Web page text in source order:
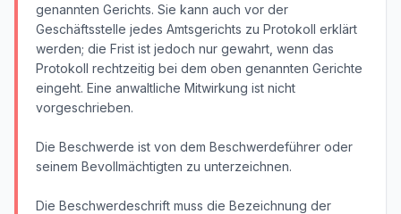
genannten Gerichts. Sie kann auch vor der
Geschäftsstelle jedes Amtsgerichts zu Protokoll erklärt
werden; die Frist ist jedoch nur gewahrt, wenn das
Protokoll rechtzeitig bei dem oben genannten Gerichte
eingeht. Eine anwaltliche Mitwirkung ist nicht
vorgeschrieben.
Die Beschwerde ist von dem Beschwerdeführer oder
seinem Bevollmächtigten zu unterzeichnen.
Die Beschwerdeschrift muss die Bezeichnung der